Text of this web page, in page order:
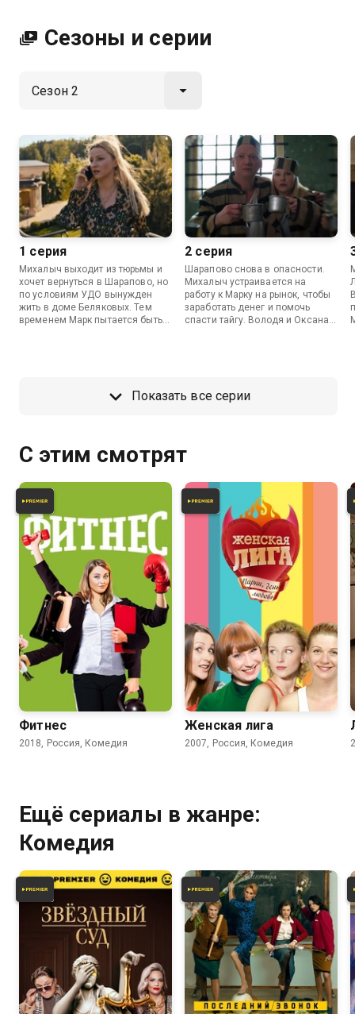
Сезоны и серии
1 серия
Михалыч выходит из тюрьмы и
хочет вернуться в Шарапово, но
по условиям УДО вынужден
жить в доме Беляковых. Тем
временем Марк пытается быть
2 серия
Шарапово снова в опасности.
Михалыч устраивается на
работу к Марку на рынок, чтобы
заработать денег и помочь
спасти тайгу. Володя и Оксана
Показать все серии
С этим смотрят
Фитнес
2018, Россия, Комедия
4.2 3.7
Женская лига
2007, Россия, Комедия
Ещё сериалы в жанре:
Комедия